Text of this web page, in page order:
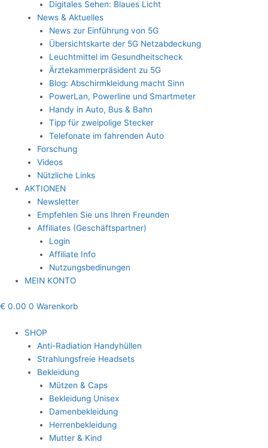
Digitales Sehen: Blaues Licht
News & Aktuelles
News zur Einführung von 5G
Übersichtskarte der 5G Netzabdeckung
Leuchtmittel im Gesundheitscheck
Ärztekammerpräsident zu 5G
Blog: Abschirmkleidung macht Sinn
PowerLan, Powerline und Smartmeter
Handy in Auto, Bus & Bahn
Tipp für zweipolige Stecker
Telefonate im fahrenden Auto
Forschung
Videos
Nützliche Links
AKTIONEN
Newsletter
Empfehlen Sie uns Ihren Freunden
Affiliates (Geschäftspartner)
Login
Affiliate Info
Nutzungsbedinungen
MEIN KONTO
€ 0.00 0 Warenkorb
SHOP
Anti-Radiation Handyhüllen
Strahlungsfreie Headsets
Bekleidung
Mützen & Caps
Bekleidung Unisex
Damenbekleidung
Herrenbekleidung
Mutter & Kind